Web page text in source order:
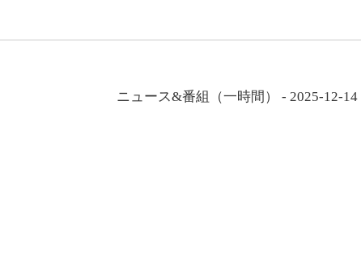
ニュース&番組（一時間） - 2025-12-14